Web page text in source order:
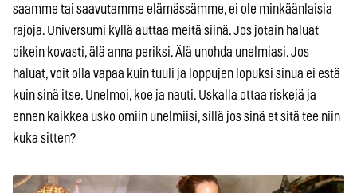
saamme tai saavutamme elämässämme, ei ole minkäänlaisia
rajoja. Universumi kyllä auttaa meitä siinä. Jos jotain haluat
oikein kovasti, älä anna periksi. Älä unohda unelmiasi. Jos
haluat, voit olla vapaa kuin tuuli ja loppujen lopuksi sinua ei estä
kuin sinä itse. Unelmoi, koe ja nauti. Uskalla ottaa riskejä ja
ennen kaikkea usko omiin unelmiisi, sillä jos sinä et sitä tee niin
kuka sitten?